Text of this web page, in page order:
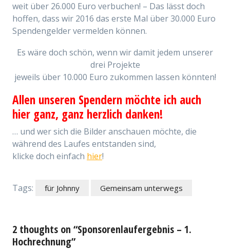
weit über 26.000 Euro verbuchen! – Das lässt doch
hoffen, dass wir 2016 das erste Mal über 30.000 Euro
Spendengelder vermelden können.
Es wäre doch schön, wenn wir damit jedem unserer
drei Projekte
jeweils über 10.000 Euro zukommen lassen könnten!
Allen unseren Spendern möchte ich auch
hier ganz, ganz herzlich danken!
… und wer sich die Bilder anschauen möchte, die
während des Laufes entstanden sind,
klicke doch einfach hier!
Tags: für Johnny Gemeinsam unterwegs
2 thoughts on “Sponsorenlaufergebnis – 1.
Hochrechnung”